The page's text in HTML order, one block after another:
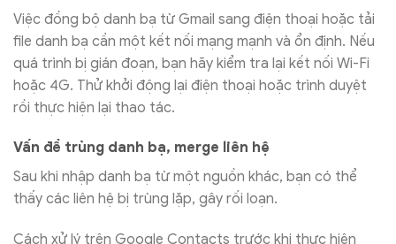
Việc đồng bộ danh bạ từ Gmail sang điện thoại hoặc tải
file danh bạ cần một kết nối mạng mạnh và ổn định. Nếu
quá trình bị gián đoạn, bạn hãy kiểm tra lại kết nối Wi-Fi
hoặc 4G. Thử khởi động lại điện thoại hoặc trình duyệt
rồi thực hiện lại thao tác.
Vấn đề trùng danh bạ, merge liên hệ
Sau khi nhập danh bạ từ một nguồn khác, bạn có thể
thấy các liên hệ bị trùng lặp, gây rối loạn.
Cách xử lý trên Google Contacts trước khi thực hiện